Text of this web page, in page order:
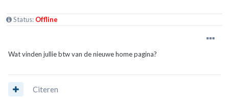
Status: Offline
Wat vinden jullie btw van de nieuwe home pagina?
Citeren